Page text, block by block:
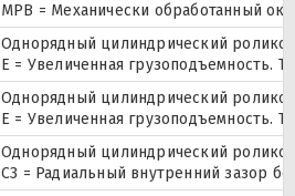
MPB = Механически обработанный
Однорядный цилиндрический
E = Увеличенная грузоподъемность.
Однорядный цилиндрический
E = Увеличенная грузоподъемность.
Однорядный цилиндрический
C3 = Радиальный внутренний зазор